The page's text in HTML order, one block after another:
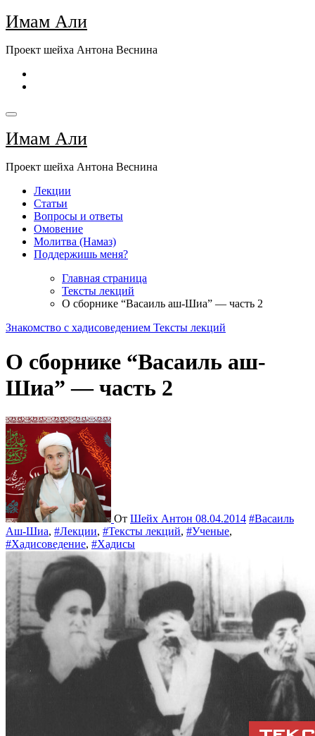
Перейти
к
Имам Али
Проект шейха Антона Веснина
Имам Али
Проект шейха Антона Веснина
Лекции
Статьи
Вопросы и ответы
Омовение
Молитва (Намаз)
Поддержишь меня?
Главная страница
Тексты лекций
О сборнике “Васаиль аш-Шиа” — часть 2
Знакомство с хадисоведением Тексты лекций
О сборнике “Васаиль аш-
Шиа” — часть 2
От Шейх Антон 08.04.2014 #Васаиль
Аш-Шиа, #Лекции, #Тексты лекций, #Ученые,
#Хадисоведение, #Хадисы